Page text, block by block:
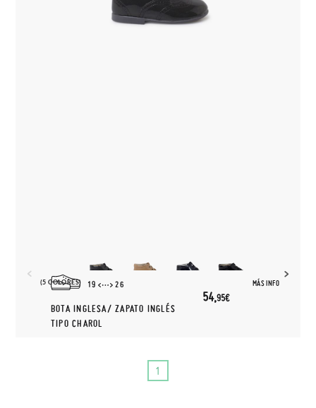
(5 COLORES) MÁS INFO
19 26
BOTA INGLESA/ ZAPATO INGLÉS
TIPO CHAROL
54,95€
1